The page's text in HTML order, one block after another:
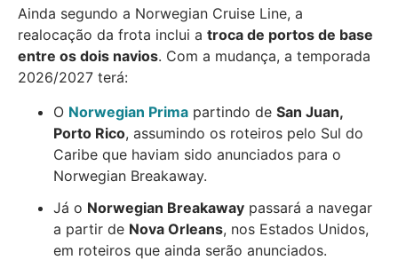
Ainda segundo a Norwegian Cruise Line, a
realocação da frota inclui a troca de portos de base
entre os dois navios. Com a mudança, a temporada
2026/2027 terá:
O Norwegian Prima partindo de San Juan,
Porto Rico, assumindo os roteiros pelo Sul do
Caribe que haviam sido anunciados para o
Norwegian Breakaway.
Já o Norwegian Breakaway passará a navegar
a partir de Nova Orleans, nos Estados Unidos,
em roteiros que ainda serão anunciados.